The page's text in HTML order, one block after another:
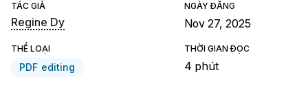
TÁC GIẢ
Regine Dy
NGÀY ĐĂNG
Nov 27, 2025
THỂ LOẠI
PDF editing
THỜI GIAN ĐỌC
4 phút